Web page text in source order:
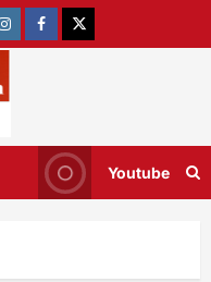
Youtube